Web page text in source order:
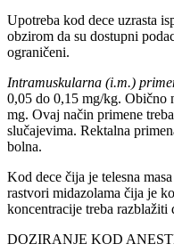
Upotreba kod dece uzrasta
obzirom da su dostupni
ograničeni.
Intramuskularna (i.m.)
0,05 do 0,15 mg/kg. Obično
mg. Ovaj način primene
slučajevima. Rektalna
bolna.
Kod dece čija je telesna
rastvori midazolama čija je
koncentracije treba razblažiti
DOZIRANJE KOD